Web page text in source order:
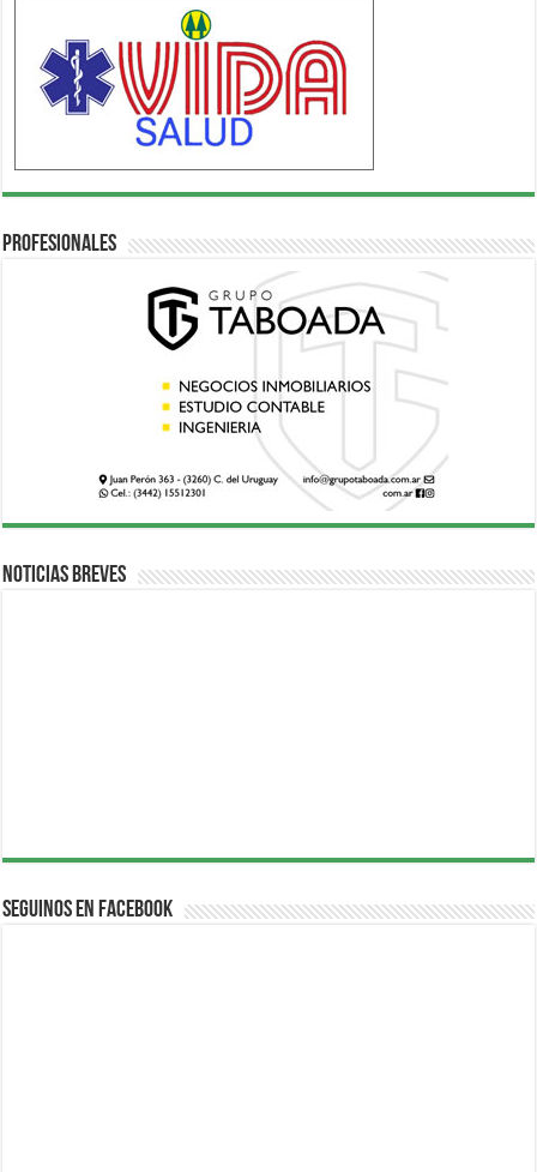
Profesionales
Noticias breves
Seguinos en Facebook